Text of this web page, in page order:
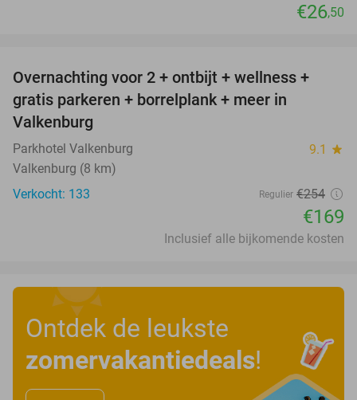
€26,50
33%
Overnachting voor 2 + ontbijt + wellness +
gratis parkeren + borrelplank + meer in
Valkenburg
Parkhotel Valkenburg 9.1 star
Valkenburg (8 km)
Verkocht: 133
Regulier €254
€169
Inclusief alle bijkomende kosten
Ontdek de leukste
zomervakantiedeals!